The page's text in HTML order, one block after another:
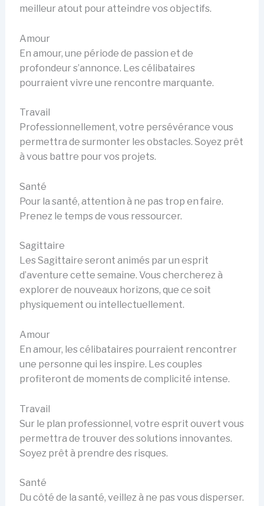
meilleur atout pour atteindre vos objectifs.
Amour
En amour, une période de passion et de
profondeur s’annonce. Les célibataires
pourraient vivre une rencontre marquante.
Travail
Professionnellement, votre persévérance vous
permettra de surmonter les obstacles. Soyez prêt
à vous battre pour vos projets.
Santé
Pour la santé, attention à ne pas trop en faire.
Prenez le temps de vous ressourcer.
Sagittaire
Les Sagittaire seront animés par un esprit
d’aventure cette semaine. Vous chercherez à
explorer de nouveaux horizons, que ce soit
physiquement ou intellectuellement.
Amour
En amour, les célibataires pourraient rencontrer
une personne qui les inspire. Les couples
profiteront de moments de complicité intense.
Travail
Sur le plan professionnel, votre esprit ouvert vous
permettra de trouver des solutions innovantes.
Soyez prêt à prendre des risques.
Santé
Du côté de la santé, veillez à ne pas vous disperser.